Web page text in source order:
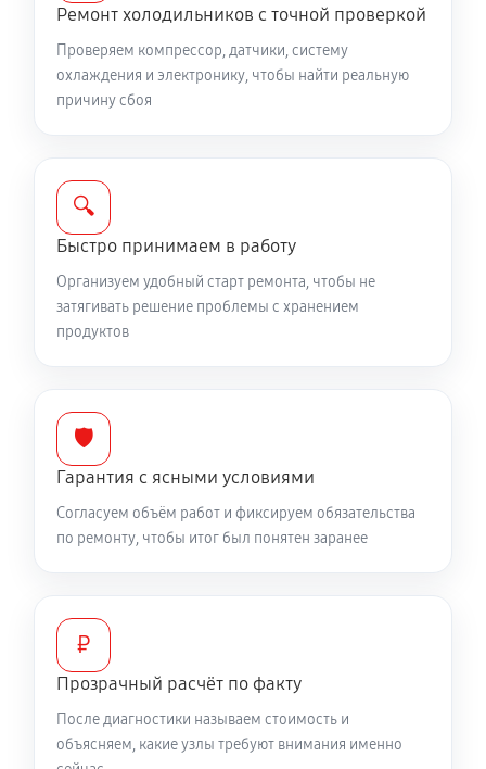
Ремонт холодильников с точной проверкой
Проверяем компрессор, датчики, систему
охлаждения и электронику, чтобы найти реальную
причину сбоя
🔍
Быстро принимаем в работу
Организуем удобный старт ремонта, чтобы не
затягивать решение проблемы с хранением
продуктов
🛡️
Гарантия с ясными условиями
Согласуем объём работ и фиксируем обязательства
по ремонту, чтобы итог был понятен заранее
₽
Прозрачный расчёт по факту
После диагностики называем стоимость и
объясняем, какие узлы требуют внимания именно